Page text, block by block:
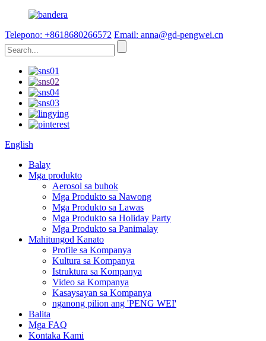
Telepono: +8618680266572 Email: anna@gd-pengwei.cn
English
Balay
Mga produkto
Aerosol sa buhok
Mga Produkto sa Nawong
Mga Produkto sa Lawas
Mga Produkto sa Holiday Party
Mga Produkto sa Panimalay
Mahitungod Kanato
Profile sa Kompanya
Kultura sa Kompanya
Istruktura sa Kompanya
Video sa Kompanya
Kasaysayan sa Kompanya
nganong pilion ang 'PENG WEI'
Balita
Mga FAQ
Kontaka Kami